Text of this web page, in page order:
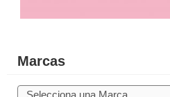
Marcas